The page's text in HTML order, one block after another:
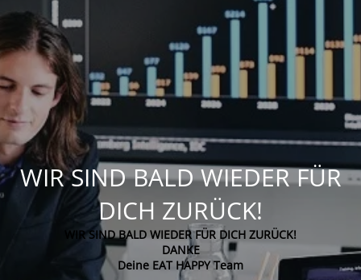
WIR SIND BALD WIEDER FÜR
DICH ZURÜCK!
WIR SIND BALD WIEDER FÜR DICH ZURÜCK!
DANKE
Deine EAT HAPPY Team